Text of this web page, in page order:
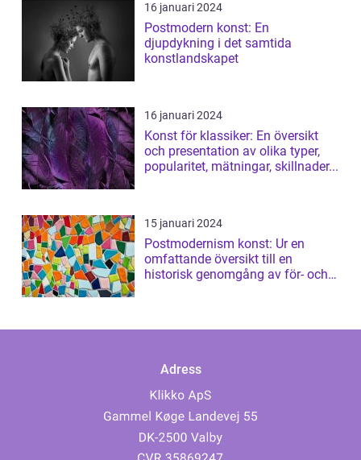
16 januari 2024
Postmodern konst: En
djupdykning i det samtida
konstlandskapet
16 januari 2024
Konst för klassiker: En översikt
och presentation av olika typer,
popularitet, mätningar, skillnader...
15 januari 2024
Postmodernism konst: Ur en
omfattande översikt till en
historisk genomgång av för- och
Adress